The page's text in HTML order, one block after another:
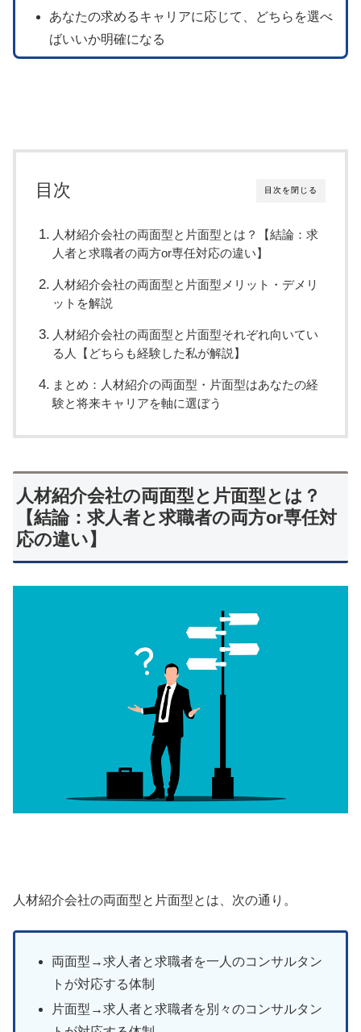
あなたの求めるキャリアに応じて、どちらを選べ
ばいいか明確になる
目次を閉じる
目次
人材紹介会社の両面型と片面型とは？【結論：求
人者と求職者の両方or専任対応の違い】
人材紹介会社の両面型と片面型メリット・デメリ
ットを解説
人材紹介会社の両面型と片面型それぞれ向いてい
る人【どちらも経験した私が解説】
まとめ：人材紹介の両面型・片面型はあなたの経
験と将来キャリアを軸に選ぼう
人材紹介会社の両面型と片面型とは？
【結論：求人者と求職者の両方or専任対
応の違い】
人材紹介会社の両面型と片面型とは、次の通り。
両面型→求人者と求職者を一人のコンサルタン
トが対応する体制
片面型→求人者と求職者を別々のコンサルタン